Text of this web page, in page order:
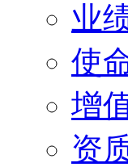
业
使
增
资